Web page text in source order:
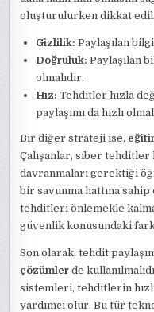
oluşturulurken dikkat
Gizlilik: Paylaşılan
Doğruluk: Paylaşılan
olmalıdır.
Hız: Tehditler hızla
paylaşımı da hızlı
Bir diğer strateji ise,
Çalışanlar, siber tehditler
davranmaları gerektiği
bir savunma hattına
tehditleri önlemekle
güvenlik konusundaki
Son olarak, tehdit
çözümler de
sistemleri, tehditlerin
yardımcı olur. Bu tür